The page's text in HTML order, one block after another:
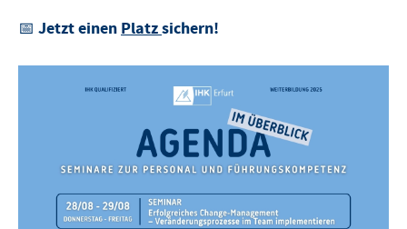
📅 Jetzt einenPlatzsichern!